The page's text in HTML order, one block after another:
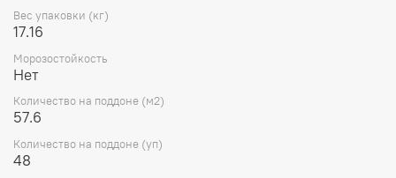
Вес упаковки (кг)
17.16
Морозостойкость
Нет
Количество на поддоне (м2)
57.6
Количество на поддоне (уп)
48